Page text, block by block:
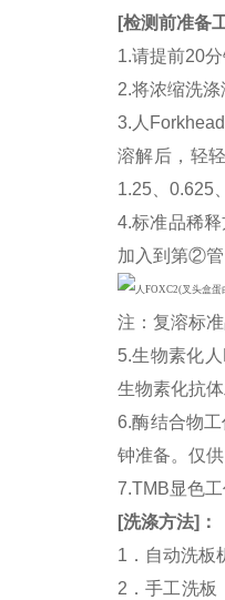
[检测前准备
1.请提前20
2.将浓缩洗
3.人
溶解后，轻
1.25、0.625
4.标准品稀
加入到第②
注：复溶标
5.生物素化
生物素化抗
6.酶结合物
钟准备。仅
7.TMB显色
[洗涤方法] ：
1．自动洗板
2．手工洗板